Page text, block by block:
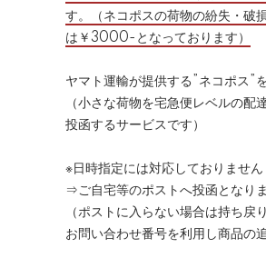
す。（ネコポスの荷物の紛失・破
は￥3000-となっております）
ヤマト運輸が提供する”ネコポス”
（小さな荷物を宅急便レベルの配
投函するサービスです）
※日時指定には対応しておりません
⇒ご自宅等のポストへ投函となりま
（ポストに入らない場合は持ち戻
お問い合わせ番号を利用し商品の